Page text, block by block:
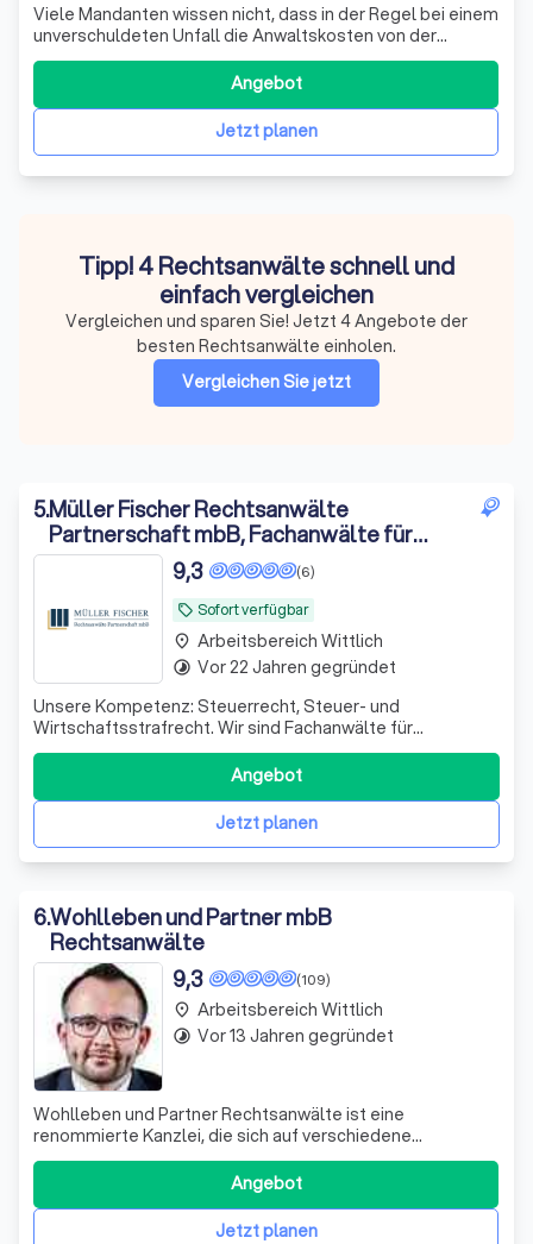
Viele Mandanten wissen nicht, dass in der Regel bei einem
unverschuldeten Unfall die Anwaltskosten von der
gegnerischen Versicherung zu tragen sind. Aktuell kann
man in der Presse mitverfolgen, dass Versicherungen
immer wieder versuchen, Unfälle ohne die Einschaltung
von Rechtsanwälten zu reguliere
Jetzt planen
Angebot
Tipp! 4 Rechtsanwälte schnell und
einfach vergleichen
Vergleichen und sparen Sie! Jetzt 4 Angebote der
besten Rechtsanwälte einholen.
Vergleichen Sie jetzt
5.Müller Fischer Rechtsanwälte
Partnerschaft mbB, Fachanwälte für
Steuerrecht und Strafrecht
local_offer Sofort verfügbar
(6)
9,3
Unsere Kompetenz: Steuerrecht, Steuer- und
Wirtschaftsstrafrecht. Wir sind Fachanwälte für
Steuerrecht und Strafrecht und beraten an der
Schnittstelle zwischen Steuerrecht und Steuerstrafrecht.
Jetzt planen
Angebot
place Arbeitsbereich Wittlich
timelapse Vor 22 Jahren gegründet
6.Wohlleben und Partner mbB
Rechtsanwälte
(109)
9,3
Wohlleben und Partner Rechtsanwälte ist eine
renommierte Kanzlei, die sich auf verschiedene
Rechtsgebiete spezialisiert hat. Mit Standorten in der
Eifel-Mosel-Hunsrück-Region, insbesondere in Trier, Zell
und Kirchberg, sind wir stolz darauf, unseren Mandanten
eine umfassende rechtliche Beratung und
Jetzt planen
Angebot
place Arbeitsbereich Wittlich
timelapse Vor 13 Jahren gegründet